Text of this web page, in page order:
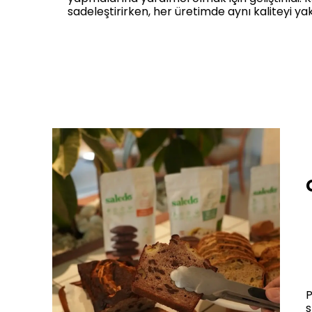
sadeleştirirken, her üretimde aynı kaliteyi